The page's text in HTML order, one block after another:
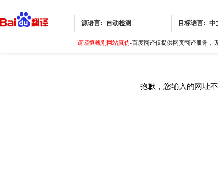
源语言: 自动检测 目标语言: 中
请谨慎甄别网站真伪-百度翻译仅提供网页翻译服务，